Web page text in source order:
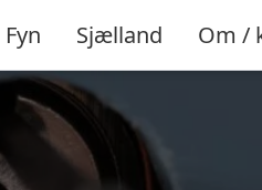
Fyn Sjælland Om /